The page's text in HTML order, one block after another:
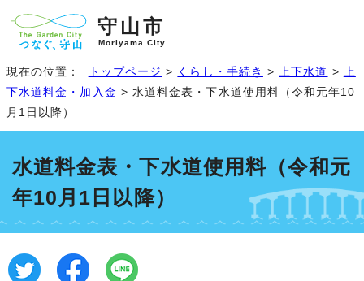
守山市
Moriyama City
現在の位置： トップページ > くらし・手続き >上下水道 > 上
下水道料金・加入金 > 水道料金表・下水道使用料（令和元年10
月1日以降）
水道料金表・下水道使用料（令和元
年10月1日以降）